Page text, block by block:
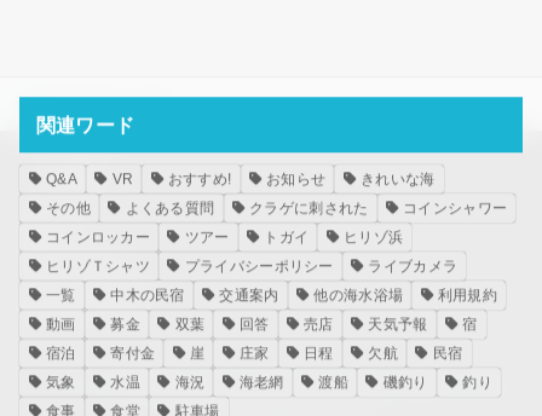
関連ワード
Q&A VR おすすめ! お知らせ
きれいな海
その他
よくある質問 クラゲに刺された
コインシャワー
コインロッカー
ツアー トガイ
ヒリゾ浜
ヒリゾＴシャツ
プライバシーポリシー
ライブカメラ
一覧
中木の民宿 交通案内 他の海水浴場
利用規約
動画
募金 双葉 回答 売店 天気予報
宿
宿泊
寄付金 崖 庄家 日程 欠航
民宿
気象
水温 海況 海老網 渡船 磯釣り
釣り
食事
食堂 駐車場
メタ情報
ログイン
投稿フィード
コメントフィード
WordPress.org
ホーム 海水浴と釣 海況 食事 宿泊 案内 お知らせ
お店